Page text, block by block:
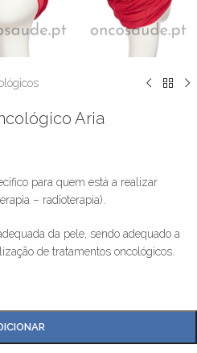
Aria
para quem está a realizar
– radioterapia).
da pele, sendo adequado a
de tratamentos oncológicos.